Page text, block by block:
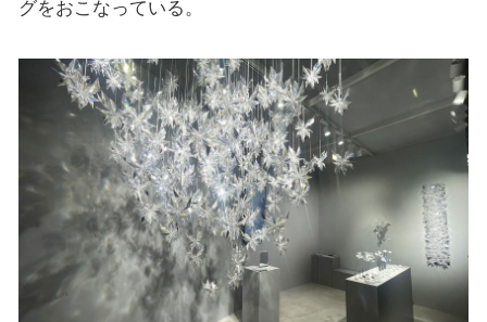
グをおこなっている。